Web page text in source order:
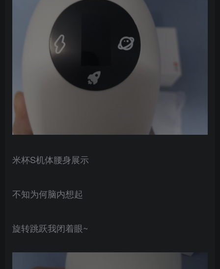
米杯S机体腰身展示
不知为何脑内想起
旋转跳跃我闭着眼~